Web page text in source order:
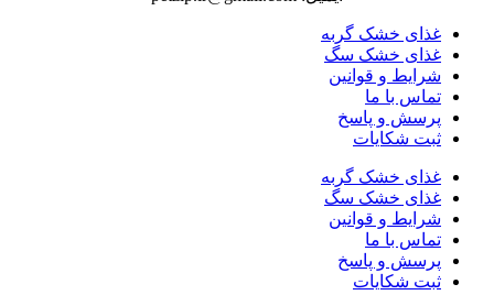
غذای خشک گربه
غذای خشک سگ
شرایط و قوانین
تماس با ما
پرسش و پاسخ
ثبت شکایات
غذای خشک گربه
غذای خشک سگ
شرایط و قوانین
تماس با ما
پرسش و پاسخ
ثبت شکایات